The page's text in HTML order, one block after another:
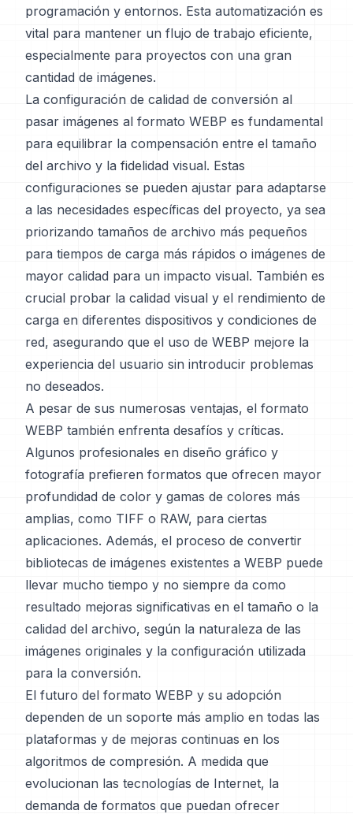
programación y entornos. Esta automatización es
vital para mantener un flujo de trabajo eficiente,
especialmente para proyectos con una gran
cantidad de imágenes.
La configuración de calidad de conversión al
pasar imágenes al formato WEBP es fundamental
para equilibrar la compensación entre el tamaño
del archivo y la fidelidad visual. Estas
configuraciones se pueden ajustar para adaptarse
a las necesidades específicas del proyecto, ya sea
priorizando tamaños de archivo más pequeños
para tiempos de carga más rápidos o imágenes de
mayor calidad para un impacto visual. También es
crucial probar la calidad visual y el rendimiento de
carga en diferentes dispositivos y condiciones de
red, asegurando que el uso de WEBP mejore la
experiencia del usuario sin introducir problemas
no deseados.
A pesar de sus numerosas ventajas, el formato
WEBP también enfrenta desafíos y críticas.
Algunos profesionales en diseño gráfico y
fotografía prefieren formatos que ofrecen mayor
profundidad de color y gamas de colores más
amplias, como TIFF o RAW, para ciertas
aplicaciones. Además, el proceso de convertir
bibliotecas de imágenes existentes a WEBP puede
llevar mucho tiempo y no siempre da como
resultado mejoras significativas en el tamaño o la
calidad del archivo, según la naturaleza de las
imágenes originales y la configuración utilizada
para la conversión.
El futuro del formato WEBP y su adopción
dependen de un soporte más amplio en todas las
plataformas y de mejoras continuas en los
algoritmos de compresión. A medida que
evolucionan las tecnologías de Internet, la
demanda de formatos que puedan ofrecer